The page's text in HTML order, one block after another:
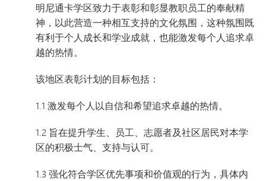
明尼通卡学区致力于表彰和彰显教职员工的奉献精
神，以此营造一种相互支持的文化氛围，这种氛围既
有利于个人成长和学业成就，也能激发每个人追求卓
越的热情。
该地区表彰计划的目标包括：
1.1 激发每个人以自信和希望追求卓越的热情。
1.2 旨在提升学生、员工、志愿者及社区居民对本学
区的积极士气、支持与认可。
1.3 强化符合学区优先事项和价值观的行为，具体内